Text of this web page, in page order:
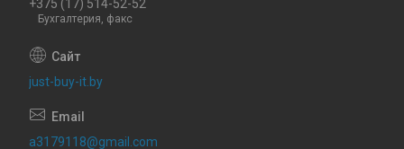
+375 (17) 514-52-52
Бухгалтерия, факс
just-buy-it.by
a3179118@gmail.com